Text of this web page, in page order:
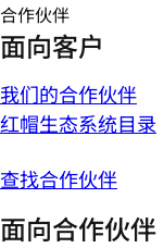
合作伙伴
面向客户
我们的合作伙伴
红帽生态系统目录
查找合作伙伴
面向合作伙伴